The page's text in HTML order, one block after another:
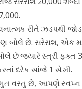
રીતે ઝડપથી
બોલે છે. સરેરાશ, એક
છે જ્યારે સ્ત્રી ફક્ત 3
દરેક સાંજે 1 સે.મી.
વસ્તુ છે, આપણે સ્વપ્ન